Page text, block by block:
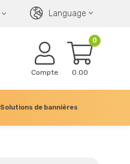
Language
0
0.00
Compte
Solutions de bannières